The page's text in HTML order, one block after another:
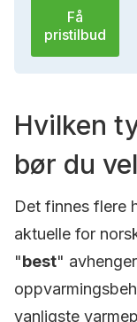
Få
pristilbud
Hvilken
bør du
Det finnes flere
aktuelle for
"best"
vanligste